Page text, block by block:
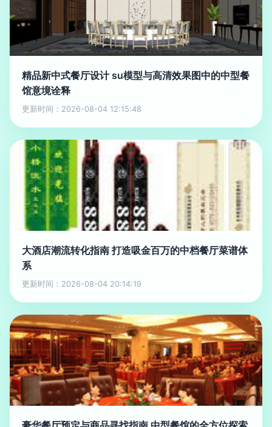
精品新中式餐厅设计 su模型与高清效果图中的中型餐
馆意境诠释
更新时间：2026-08-04 12:15:48
大酒店潮流转化指南 打造吸金百万的中档餐厅菜谱体
系
更新时间：2026-08-04 20:14:19